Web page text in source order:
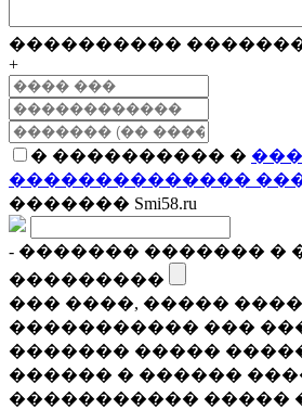
����������
+
� ���������� �
��������������
������� Smi58.ru
- ������� ������� �
���������
��� ����, �����
����������� ���
������� �����
������ � ������
����������� �����